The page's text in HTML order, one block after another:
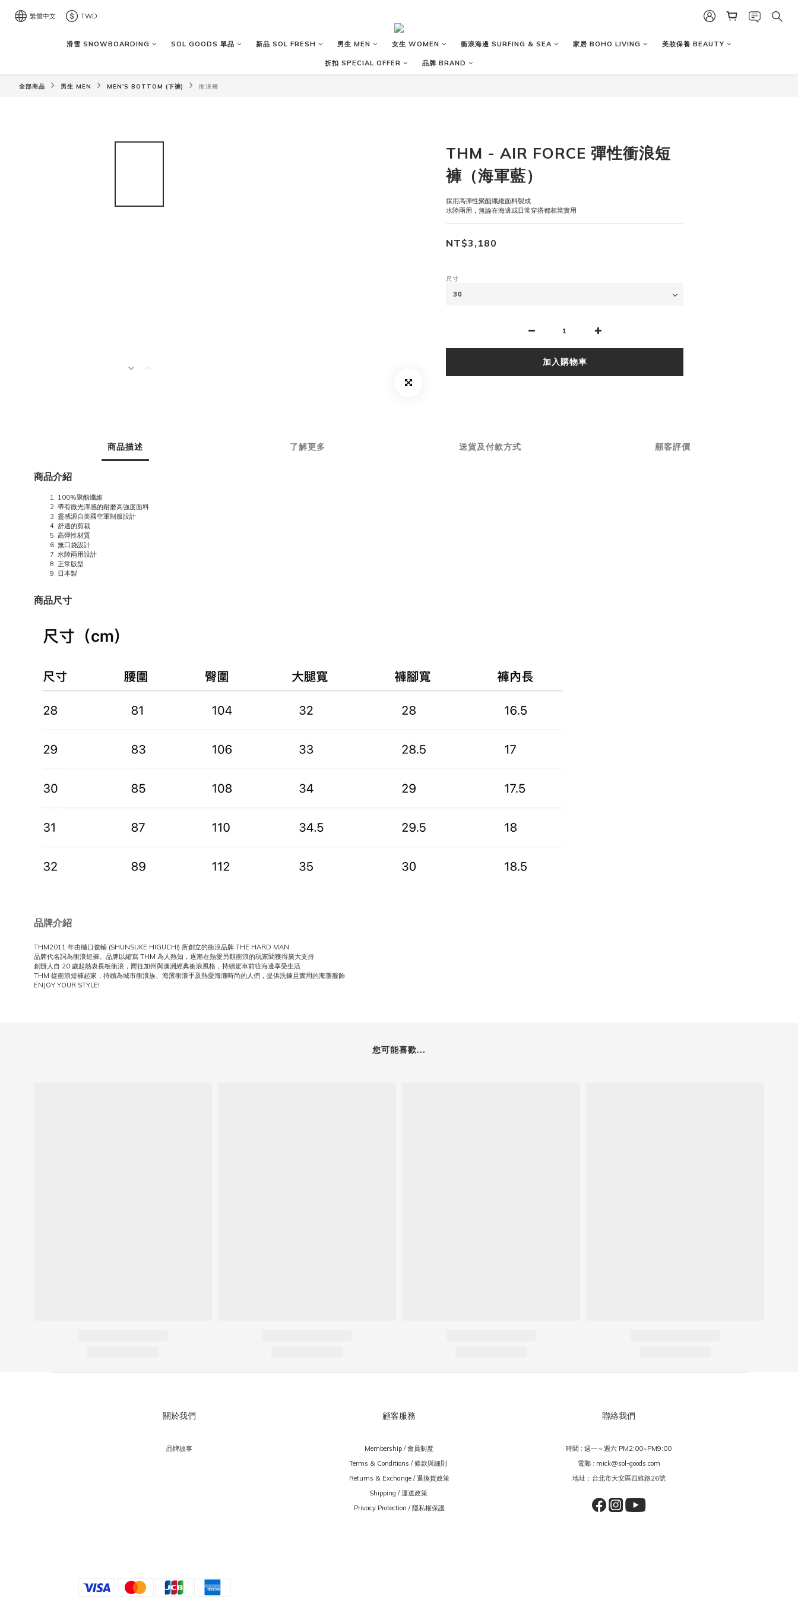
繁體中文 TWD
滑雪 SNOWBOARDING SOL GOODS 單品 新品 SOL FRESH 男生 MEN 女生 WOMEN 衝浪海邊 SURFING & SEA 家居 BOHO LIVING 美妝保養 BEAUTY
折扣 SPECIAL OFFER 品牌 BRAND
全部商品 男生 MEN MEN'S BOTTOM (下褲) 衝浪褲
THM - AIR FORCE 彈性衝浪短
褲（海軍藍）
採用高彈性聚酯纖維面料製成
水陸兩用，無論在海邊或日常穿搭都相當實用
NT$3,180
尺寸
加入購物車
商品描述 了解更多 送貨及付款方式 顧客評價
商品介紹
100%聚酯纖維
帶有微光澤感的耐磨高強度面料
靈感源自美國空軍制服設計
舒適的剪裁
高彈性材質
無口袋設計
水陸兩用設計
正常版型
日本製
商品尺寸
品牌介紹
THM2011 年由樋口俊輔 (SHUNSUKE HIGUCHI) 所創立的衝浪品牌 THE HARD MAN
品牌代名詞為衝浪短褲。品牌以縮寫 THM 為人熟知，逐漸在熱愛另類衝浪的玩家間獲得廣大支持
創辦人自 20 歲起熱衷長板衝浪，嚮往加州與澳洲經典衝浪風格，持續駕車前往海邊享受生活
THM 從衝浪短褲起家，持續為城市衝浪族、海濱衝浪手及熱愛海灘時尚的人們，提供洗鍊且實用的海灘服飾
ENJOY YOUR STYLE!
您可能喜歡...
關於我們
品牌故事
顧客服務
Membership / 會員制度
Terms & Conditions / 條款與細則
Returns & Exchange / 退換貨政策
Shipping / 運送政策
Privacy Protection / 隱私權保護
聯絡我們
時間 : 週一～週六 PM2:00~PM9:00
電郵 : mick@sol-goods.com
地址：台北市大安區四維路26號